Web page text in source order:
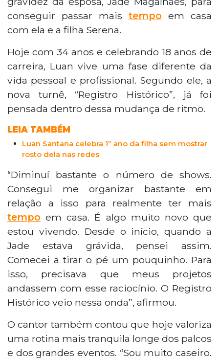
conseguir passar mais tempo em casa
com ela e a filha Serena.
Hoje com 34 anos e celebrando 18 anos de
carreira, Luan vive uma fase diferente da
vida pessoal e profissional. Segundo ele, a
nova turnê, “Registro Histórico”, já foi
pensada dentro dessa mudança de ritmo.
LEIA TAMBÉM
Luan Santana celebra 1º ano da filha sem mostrar
rosto dela nas redes
“Diminuí bastante o número de shows.
Consegui me organizar bastante em
relação a isso para realmente ter mais
tempo em casa. É algo muito novo que
estou vivendo. Desde o início, quando a
Jade estava grávida, pensei assim.
Comecei a tirar o pé um pouquinho. Para
isso, precisava que meus projetos
andassem com esse raciocínio. O Registro
Histórico veio nessa onda”, afirmou.
O cantor também contou que hoje valoriza
uma rotina mais tranquila longe dos palcos
e dos grandes eventos. “Sou muito caseiro.